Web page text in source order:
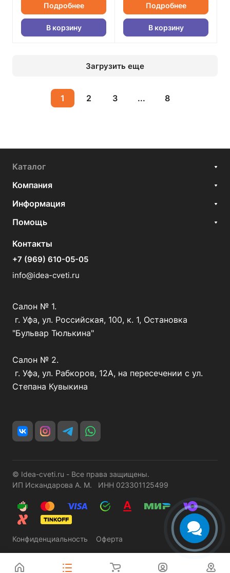
Подробнее
В корзину
Подробнее
В корзину
Загрузить еще
1 2 3 ... 8
Каталог
Компания
Информация
Помощь
Контакты
+7 (969) 610-05-05
info@idea-cveti.ru
Салон № 1.
г. Уфа, ул. Российская, 100, к. 1, Остановка
"Бульвар Тюлькина"
Салон № 2.
г. Уфа, ул. Рабкоров, 12А, на пересечении с ул.
Степана Кувыкина
© Idea-cveti.ru - Все права защищены.
ИП Искандарова А. М. ИНН 023301125499
Конфиденциальность Оферта